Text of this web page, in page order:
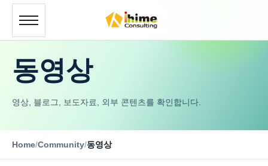
동영상
영상, 블로그, 보도자료, 외부 콘텐츠를 확인합니다.
Home/Community/동영상